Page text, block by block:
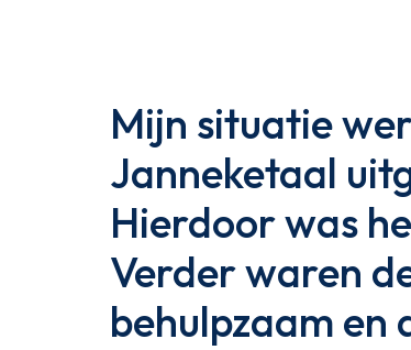
Mijn situatie
Janneketaal
Hierdoor was
Verder waren
behulpzaam en